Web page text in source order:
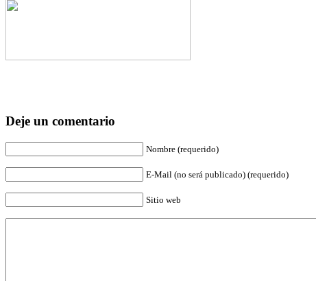
Deje un comentario
Nombre (requerido)
E-Mail (no será publicado) (requerido)
Sitio web